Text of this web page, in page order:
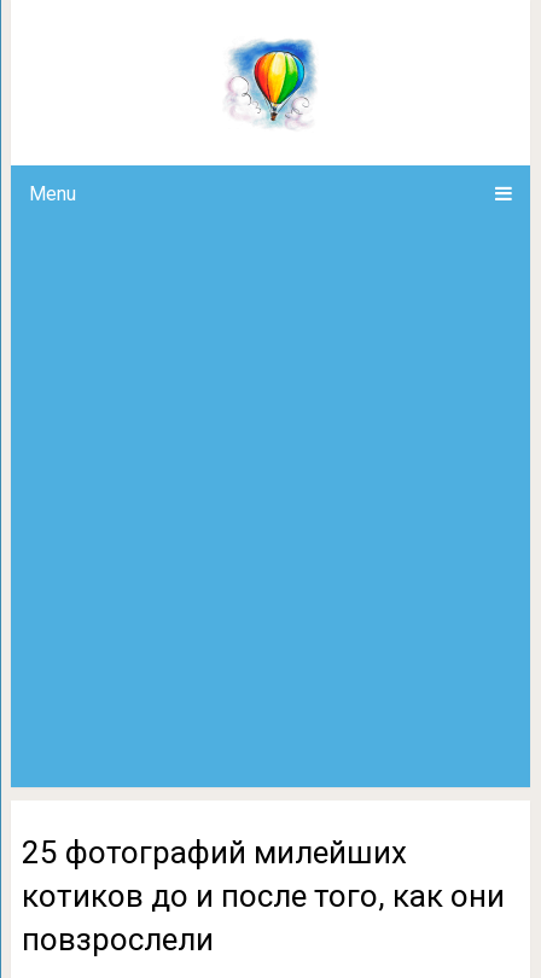
Menu
25 фотографий милейших
25 фотографий милейших
котиков до и после того, как они
повзрослели